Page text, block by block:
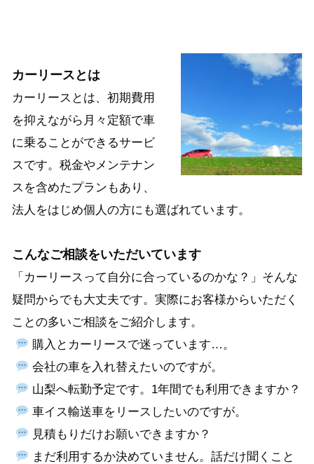
カーリースとは
カーリースとは、初期費用
を抑えながら月々定額で車
に乗ることができるサービ
スです。税金やメンテナン
スを含めたプランもあり、
法人をはじめ個人の方にも選ばれています。
こんなご相談をいただいています
「カーリースって自分に合っているのかな？」そんな
疑問からでも大丈夫です。 実際にお客様からいただく
ことの多いご相談をご紹介します。
購入とカーリースで迷っています…。
会社の車を入れ替えたいのですが。
山梨へ転勤予定です。1年間でも利用できますか？
車イス輸送車をリースしたいのですが。
見積もりだけお願いできますか？
まだ利用するか決めていません。話だけ聞くこと